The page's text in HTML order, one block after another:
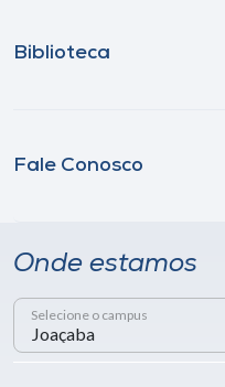
Biblioteca
Fale Conosco
Onde estamos
Selecione o campus